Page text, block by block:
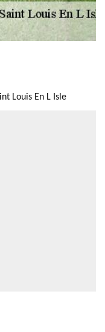
Louis En L Isle